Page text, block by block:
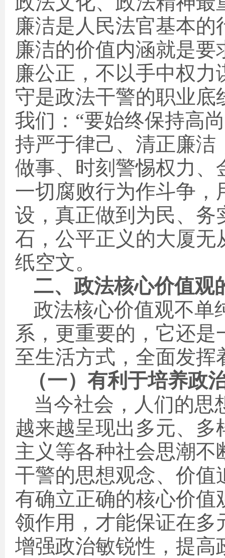
廉洁是人民法官基本
廉洁的价值内涵就是
廉公正，不以手中权力
守是政法干警的职业
我们：“要始终保持高
持严于律己、清正廉洁
做事、时刻警惕权力、
一切腐败行为作斗争
设，真正做到为民、务
石，公平正义的大厦无
纸空文。
二、政法核心价值观
政法核心价值观不单
系，更重要的，它还
至生活方式，全面发
（一）有利于培养政
当今社会，人们的思
越来越呈现出多元、
主义等各种社会思潮
干警的思想观念、价值
有确立正确的核心价值
领作用，才能保证在多
增强政治敏锐性，提高